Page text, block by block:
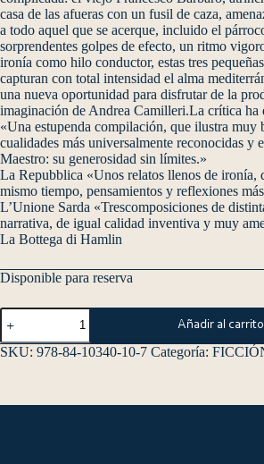
casa de las afueras con un fusil de caza,
a todo aquel que se acerque, incluido el
sorprendentes golpes de efecto, un ritmo
ironía como hilo conductor, estas tres
capturan con total intensidad el alma
una nueva oportunidad para disfrutar de la
imaginación de Andrea Camilleri.La crítica ha
«Una estupenda compilación, que ilustra muy
cualidades más universalmente reconocidas y
Maestro: su generosidad sin límites.»
La Repubblica «Unos relatos llenos de ironía,
mismo tiempo, pensamientos y reflexiones
L’Unione Sarda «Trescomposiciones de
narrativa, de igual calidad inventiva y muy
La Bottega di Hamlin
Disponible para reserva
Añadir al carrito
SKU: 978-84-10340-10-7 Categoría: